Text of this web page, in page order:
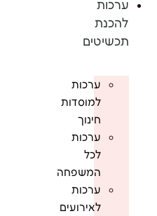
ערכות
להכנת
תכשיטים
ערכות
למוסדות
חינוך
ערכות
לכל
המשפחה
ערכות
לאירועים